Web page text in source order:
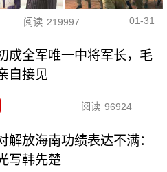
阅读 219997 01-31
成全军唯一中将军长，毛
自接见
阅读 96924
解放海南功绩表达不满：
写韩先楚